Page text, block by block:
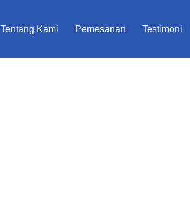
Tentang Kami Pemesanan Testimoni